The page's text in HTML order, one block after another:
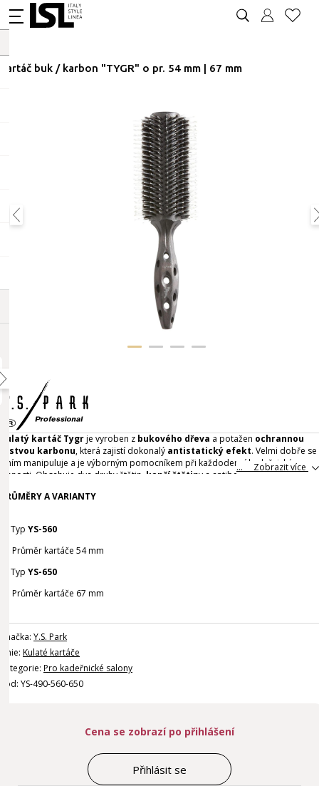
Kartáč buk / karbon "TYGR" o pr. 54 mm | 67 mm
Kulatý kartáč Tygrje vyroben z bukového dřeva a potažen ochrannou
vrstvou karbonu, která zajistí dokonalý antistatický efekt. Velmi dobře se
s ním manipuluje a je výborným pomocníkem při každodenní kadeřnické
činnosti. Obsahuje dva druhy štětin, kančí štětiny a antibakteriální sAg nano-
... Zobrazit více
PRŮMĚRY A VARIANTY
Typ YS-560
Průměr kartáče 54 mm
Typ YS-650
Průměr kartáče 67 mm
Značka: Y.S. Park
Linie: Kulaté kartáče
Kategorie: Pro kadeřnické salony
Kód: YS-490-560-650
Cena se zobrazí po přihlášení
Přihlásit se